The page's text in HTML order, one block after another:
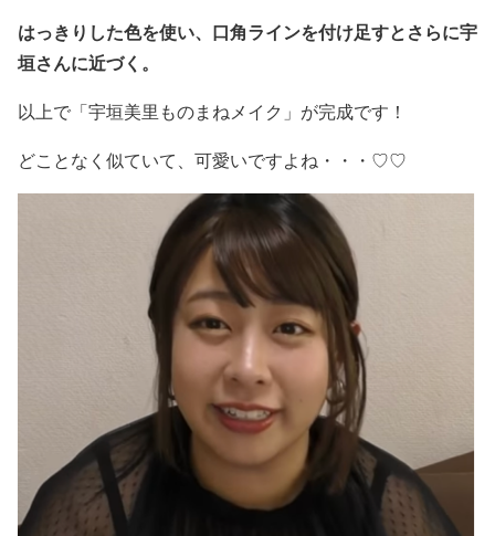
はっきりした色を使い、口角ラインを付け足すとさらに宇
垣さんに近づく。
以上で「宇垣美里ものまねメイク」が完成です！
どことなく似ていて、可愛いですよね・・・♡♡